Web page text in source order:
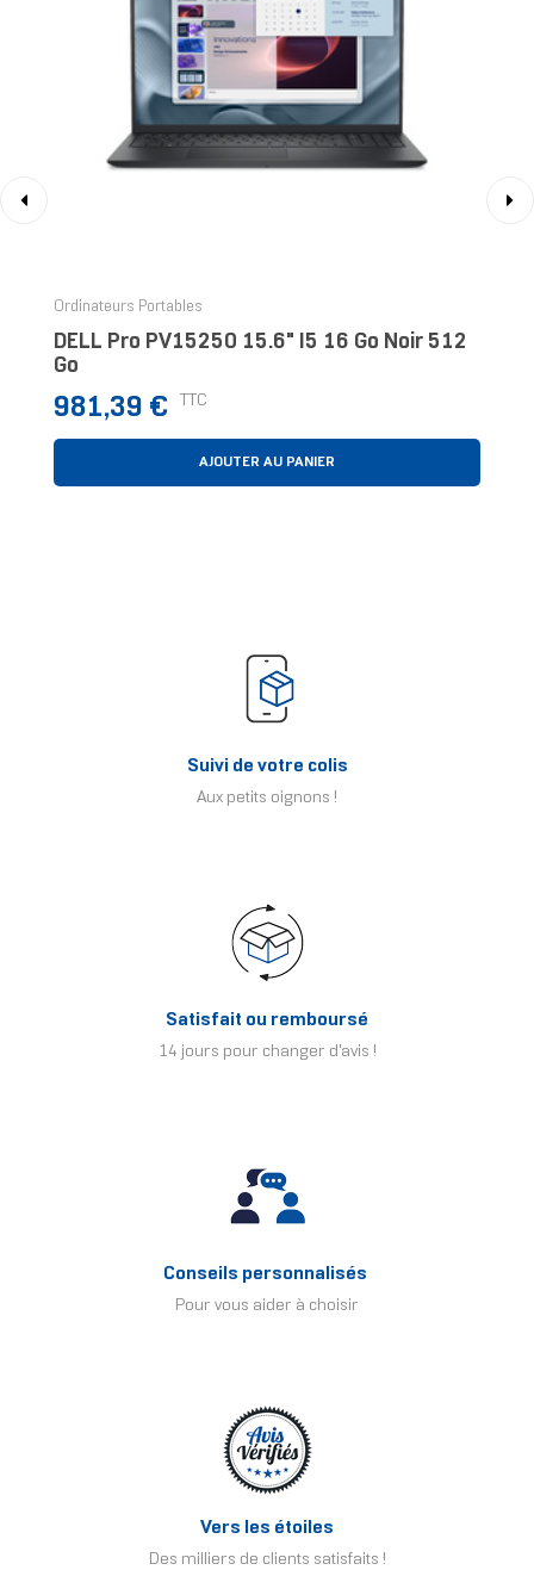
Ordinateurs Portables
DELL Pro PV15250 15.6" I5 16 Go Noir 512
Go
Prix
981,39 € TTC
AJOUTER AU PANIER
Suivi de votre colis
Aux petits oignons !
Satisfait ou remboursé
14 jours pour changer d'avis !
Conseils personnalisés
Pour vous aider à choisir
Vers les étoiles
Des milliers de clients satisfaits !